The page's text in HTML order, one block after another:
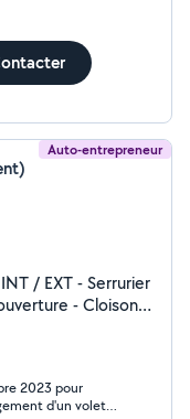
Auto-entrepreneur
2023 pour
d'un volet,